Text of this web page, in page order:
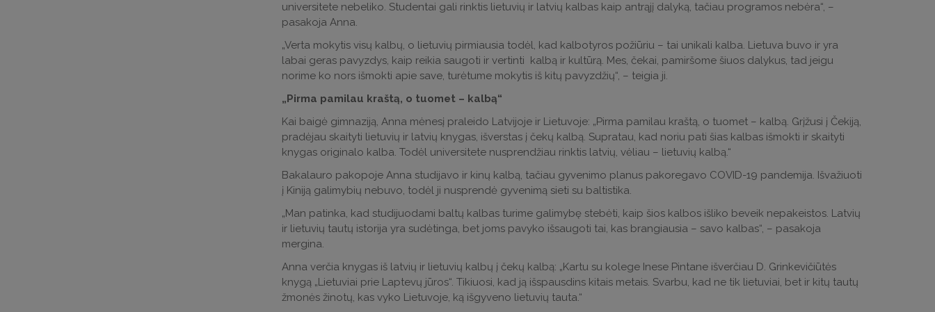
universitete nebeliko. Studentai gali rinktis lietuvių ir latvių kalbas kaip antrąjį dalyką, tačiau programos nebėra“, –
pasakoja Anna.
„Verta mokytis visų kalbų, o lietuvių pirmiausia todėl, kad kalbotyros požiūriu – tai unikali kalba. Lietuva buvo ir yra
labai geras pavyzdys, kaip reikia saugoti ir vertinti kalbą ir kultūrą. Mes, čekai, pamiršome šiuos dalykus, tad jeigu
norime ko nors išmokti apie save, turėtume mokytis iš kitų pavyzdžių“, – teigia ji.
„Pirma pamilau kraštą, o tuomet – kalbą“
Kai baigė gimnaziją, Anna mėnesį praleido Latvijoje ir Lietuvoje: „Pirma pamilau kraštą, o tuomet – kalbą. Grįžusi į Čekiją,
pradėjau skaityti lietuvių ir latvių knygas, išverstas į čekų kalbą. Supratau, kad noriu pati šias kalbas išmokti ir skaityti
knygas originalo kalba. Todėl universitete nusprendžiau rinktis latvių, vėliau – lietuvių kalbą.“
Bakalauro pakopoje Anna studijavo ir kinų kalbą, tačiau gyvenimo planus pakoregavo COVID-19 pandemija. Išvažiuoti
į Kiniją galimybių nebuvo, todėl ji nusprendė gyvenimą sieti su baltistika.
„Man patinka, kad studijuodami baltų kalbas turime galimybę stebėti, kaip šios kalbos išliko beveik nepakeistos. Latvių
ir lietuvių tautų istorija yra sudėtinga, bet joms pavyko išsaugoti tai, kas brangiausia – savo kalbas“, – pasakoja
mergina.
Anna verčia knygas iš latvių ir lietuvių kalbų į čekų kalbą: „Kartu su kolege Inese Pintane išverčiau D. Grinkevičiūtės
knygą „Lietuviai prie Laptevų jūros“. Tikiuosi, kad ją išspausdins kitais metais. Svarbu, kad ne tik lietuviai, bet ir kitų tautų
žmonės žinotų, kas vyko Lietuvoje, ką išgyveno lietuvių tauta.“